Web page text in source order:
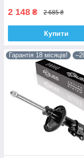
2 148 ₴ 2 685 ₴
Купити
Гарантія 18 місяців!